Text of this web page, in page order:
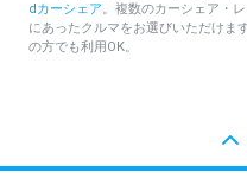
dカーシェア。複数のカーシェア・
にあったクルマをお選びいただけま
の方でも利用OK。